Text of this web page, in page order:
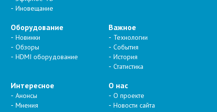
Иновещание
Оборудование
Новинки
Обзоры
HDMI оборудование
Важное
Технологии
События
История
Статистика
Интересное
Анонсы
Мнения
О нас
О проекте
Новости сайта